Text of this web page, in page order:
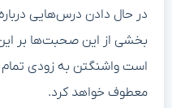
در حال دادن درس‌هایی
بخشی از این صحبت‌ها بر
است واشنگتن به زودی
معطوف خواهد کرد.